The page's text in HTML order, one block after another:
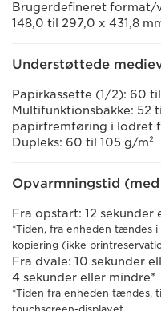
Brugerdefineret format/
148,0 til 297,0 x 431,8
Understøttede
Papirkassette (1/2): 60
Multifunktionsbakke: 52
papirfremføring i lodret
Dupleks: 60 til 105 g/m²
Opvarmningstid
Fra opstart: 12 sekunder
*Tiden, fra enheden tændes i
kopiering (ikke
Fra dvale: 10 sekunder
4 sekunder eller mindre*
*Tiden fra enheden tændes,